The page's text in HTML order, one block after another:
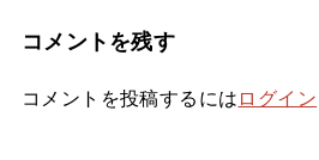
コメントを残す
コメントを投稿するには ログイン